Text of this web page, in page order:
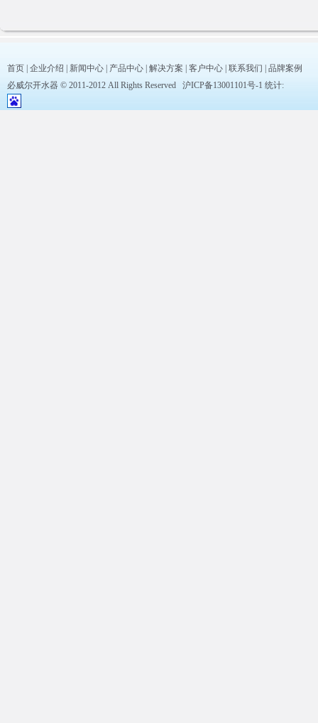
首页 企业介绍 新闻中心 产品中心 解决方案 客户中心 联系我们
品牌案例
必威尔开水器 © 2011-2012 All Rights Reserved 沪ICP备13001101号-1 统计: